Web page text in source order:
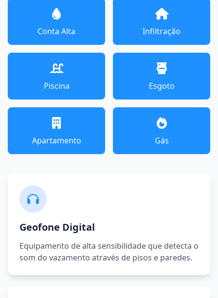
Conta Alta Infiltração
Piscina Esgoto
Apartamento Gás
Geofone Digital
Equipamento de alta sensibilidade que detecta o
som do vazamento através de pisos e paredes.